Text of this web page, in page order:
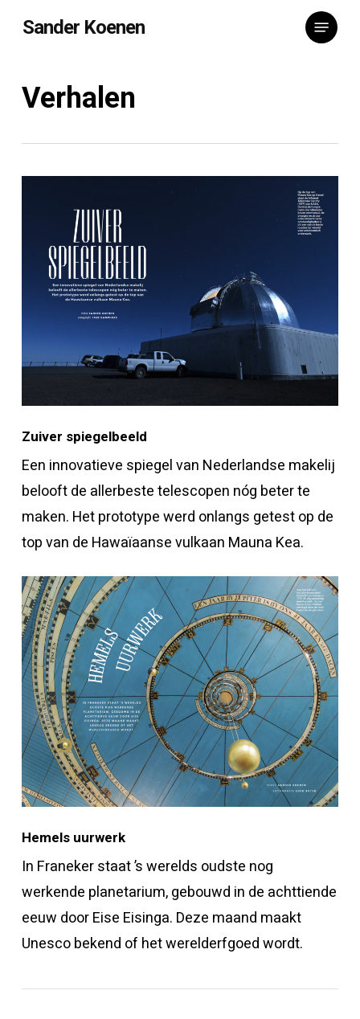
content
Sander Koenen Menu
Verhalen
Zuiver spiegelbeeld
Een innovatieve spiegel van Nederlandse makelij
belooft de allerbeste telescopen nóg beter te
maken. Het prototype werd onlangs getest op de
top van de Hawaïaanse vulkaan Mauna Kea.
Hemels uurwerk
In Franeker staat ’s werelds oudste nog
werkende planetarium, gebouwd in de achttiende
eeuw door Eise Eisinga. Deze maand maakt
Unesco bekend of het werelderfgoed wordt.